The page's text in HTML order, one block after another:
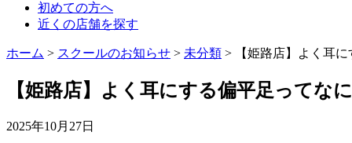
初めての方へ
近くの店舗を探す
ホーム > スクールのお知らせ > 未分類 > 【姫路店】よく耳
【姫路店】よく耳にする偏平足ってな
2025年10月27日